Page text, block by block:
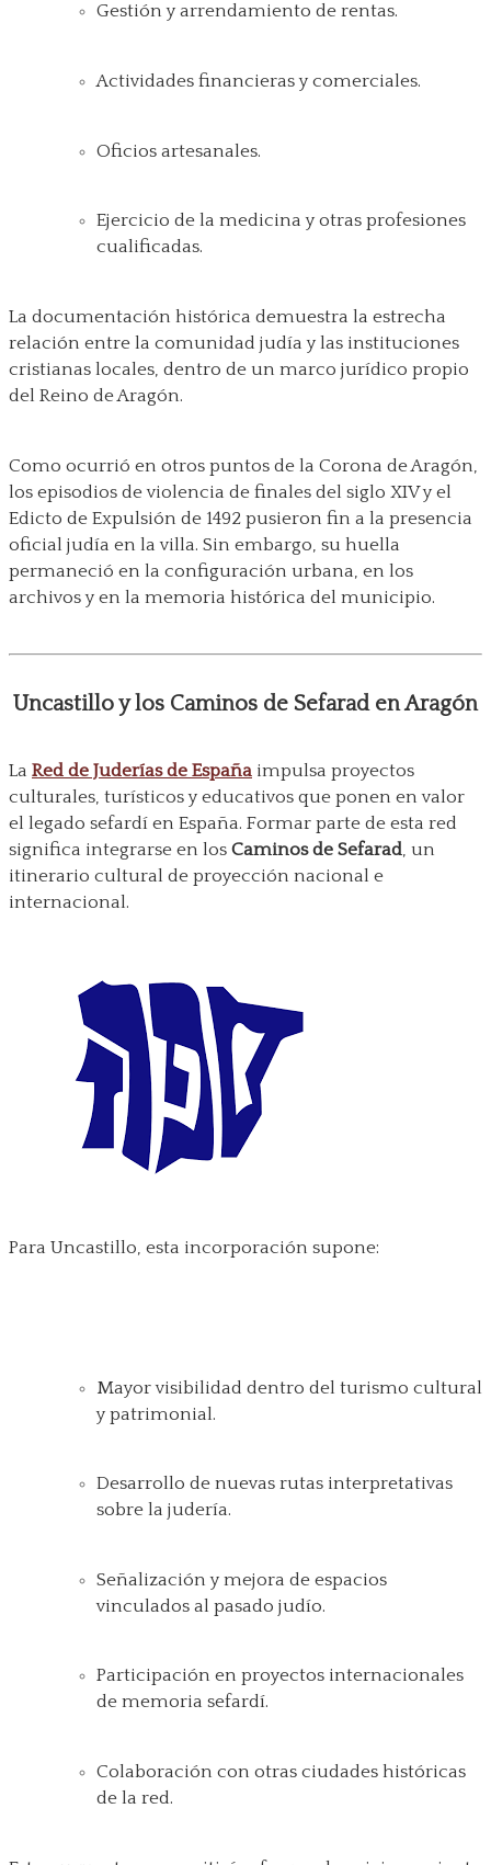
Gestión y arrendamiento de rentas.
Actividades financieras y comerciales.
Oficios artesanales.
Ejercicio de la medicina y otras profesiones
cualificadas.
La documentación histórica demuestra la estrecha
relación entre la comunidad judía y las instituciones
cristianas locales, dentro de un marco jurídico propio
del Reino de Aragón.
Como ocurrió en otros puntos de la Corona de Aragón,
los episodios de violencia de finales del siglo XIV y el
Edicto de Expulsión de 1492 pusieron fin a la presencia
oficial judía en la villa. Sin embargo, su huella
permaneció en la configuración urbana, en los
archivos y en la memoria histórica del municipio.
Uncastillo y los Caminos de Sefarad en Aragón
La Red de Juderías de España impulsa proyectos
culturales, turísticos y educativos que ponen en valor
el legado sefardí en España. Formar parte de esta red
significa integrarse en los Caminos de Sefarad, un
itinerario cultural de proyección nacional e
internacional.
Para Uncastillo, esta incorporación supone:
Mayor visibilidad dentro del turismo cultural
y patrimonial.
Desarrollo de nuevas rutas interpretativas
sobre la judería.
Señalización y mejora de espacios
vinculados al pasado judío.
Participación en proyectos internacionales
de memoria sefardí.
Colaboración con otras ciudades históricas
de la red.